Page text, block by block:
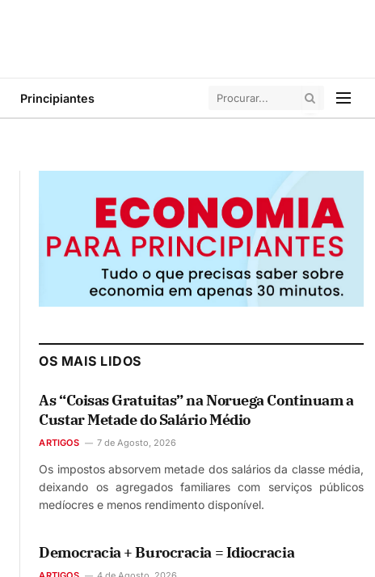
Principiantes
OS MAIS LIDOS
As “Coisas Gratuitas” na Noruega Continuam a
Custar Metade do Salário Médio
ARTIGOS 7 de Agosto, 2026
Os impostos absorvem metade dos salários da classe média,
deixando os agregados familiares com serviços públicos
medíocres e menos rendimento disponível.
Democracia + Burocracia = Idiocracia